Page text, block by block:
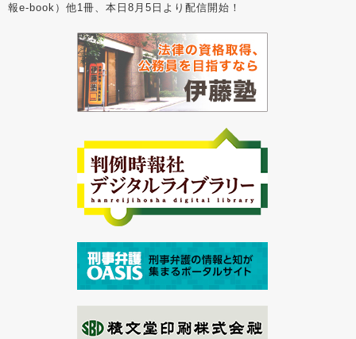
報e-book）他1冊、本日8月5日より配信開始！